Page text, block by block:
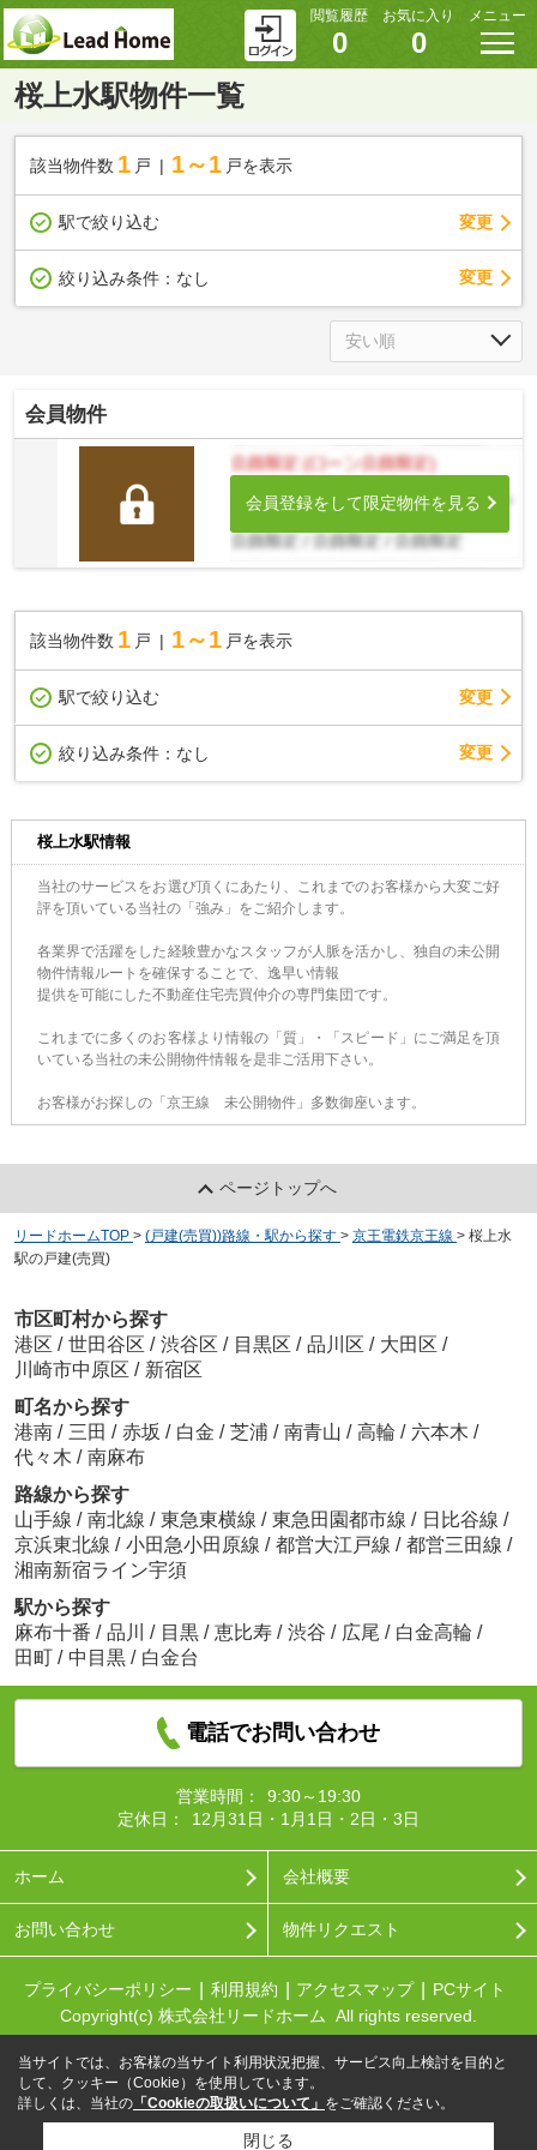
閲覧履歴
0
お気に入り
0
メニュー
桜上水駅物件一覧
該当物件数 1 戸 1～1 戸を表示
駅で絞り込む 変更
絞り込み条件： なし 変更
会員物件
会員登録をして限定物件を見る
該当物件数 1 戸 1～1 戸を表示
駅で絞り込む 変更
絞り込み条件： なし 変更
桜上水駅情報
当社のサービスをお選び頂くにあたり、これまでのお客様から大変ご好
評を頂いている当社の「強み」をご紹介します。
各業界で活躍をした経験豊かなスタッフが人脈を活かし、独自の未公開
物件情報ルートを確保することで、逸早い情報
提供を可能にした不動産住宅売買仲介の専門集団です。
これまでに多くのお客様より情報の「質」・「スピード」にご満足を頂
いている当社の未公開物件情報を是非ご活用下さい。
お客様がお探しの「京王線 未公開物件」多数御座います。
ページトップへ
リードホームTOP > (戸建(売買))路線・駅から探す > 京王電鉄京王線 > 桜上水
駅の戸建(売買)
市区町村から探す
港区 / 世田谷区 / 渋谷区 / 目黒区 / 品川区 / 大田区 /
川崎市中原区 / 新宿区
町名から探す
港南 / 三田 / 赤坂 / 白金 / 芝浦 / 南青山 / 高輪 / 六本木 /
代々木 / 南麻布
路線から探す
山手線 / 南北線 / 東急東横線 / 東急田園都市線 / 日比谷線 /
京浜東北線 / 小田急小田原線 / 都営大江戸線 / 都営三田線 /
湘南新宿ライン宇須
駅から探す
麻布十番 / 品川 / 目黒 / 恵比寿 / 渋谷 / 広尾 / 白金高輪 /
田町 / 中目黒 / 白金台
電話でお問い合わせ
営業時間：
9:30～19:30
定休日：
12月31日・1月1日・2日・3日
ホーム 会社概要
お問い合わせ 物件リクエスト
プライバシーポリシー 利用規約 アクセスマップ
PCサイト
Copyright(c) 株式会社リードホーム All rights reserved.
当サイトでは、お客様の当サイト利用状況把握、サービス向上検討を目的と
して、クッキー（Cookie）を使用しています。
詳しくは、当社の 「Cookieの取扱いについて」 をご確認ください。
閉じる